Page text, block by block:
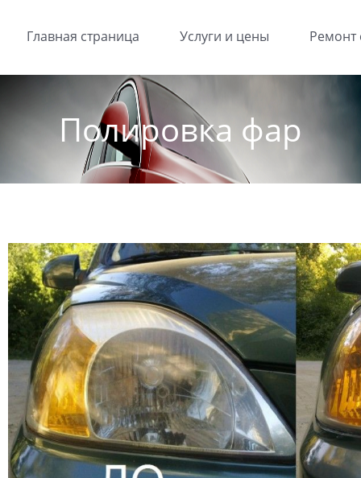
Главная страница Услуги и цены Ремонт
Полировка фар